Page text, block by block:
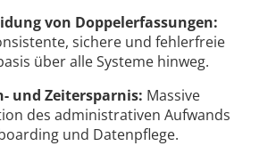
von Doppelerfassungen:
sichere und fehlerfreie
über alle Systeme hinweg.
und Zeitersparnis: Massive
des administrativen Aufwands
und Datenpflege.